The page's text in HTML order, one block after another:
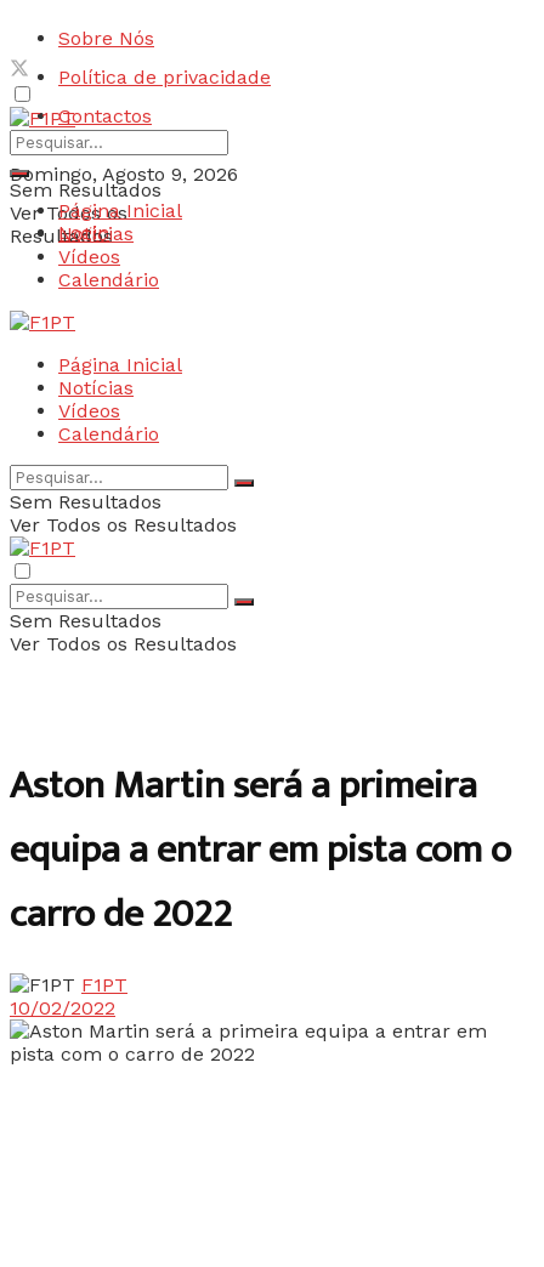
Sobre Nós
Política de privacidade
Contactos
Domingo, Agosto 9, 2026
Login
Sem Resultados
Ver Todos os
Resultados
Página Inicial
Notícias
Vídeos
Calendário
Página Inicial
Notícias
Vídeos
Calendário
Sem Resultados
Ver Todos os Resultados
Sem Resultados
Ver Todos os Resultados
Aston Martin será a primeira
equipa a entrar em pista com o
carro de 2022
F1PT
10/02/2022